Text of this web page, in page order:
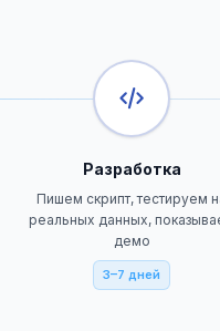
Разработка
Пишем скрипт, тестируем
реальных данных,
демо
3–7 дней